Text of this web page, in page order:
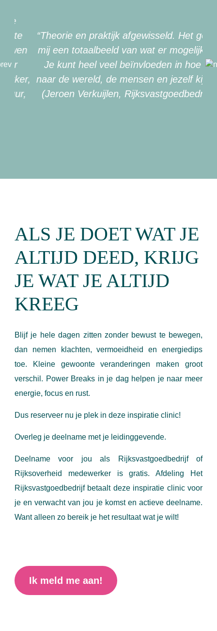
“Theorie en praktijk afgewisseld. Het geeft
mij een totaalbeeld van wat er mogelijk is.
Je kunt heel veel beïnvloeden in hoe je
naar de wereld, de mensen en jezelf kijkt.”
(Jeroen Verkuijlen, Rijksvastgoedbedrijf)
ALS JE DOET WAT JE
ALTIJD DEED, KRIJG
JE WAT JE ALTIJD
KREEG
Blijf je hele dagen zitten zonder bewust te bewegen,
dan nemen klachten, vermoeidheid en energiedips
toe. Kleine gewoonte veranderingen maken groot
verschil. Power Breaks in je dag helpen je naar meer
energie, focus en rust.
Dus reserveer nu je plek in deze inspiratie clinic!
Overleg je deelname met je leidinggevende.
Deelname voor jou als Rijksvastgoedbedrijf of
Rijksoverheid medewerker is gratis. Afdeling Het
Rijksvastgoedbedrijf betaalt deze inspiratie clinic voor
je en verwacht van jou je komst en actieve deelname.
Want alleen zo bereik je het resultaat wat je wilt!
Ik meld me aan!